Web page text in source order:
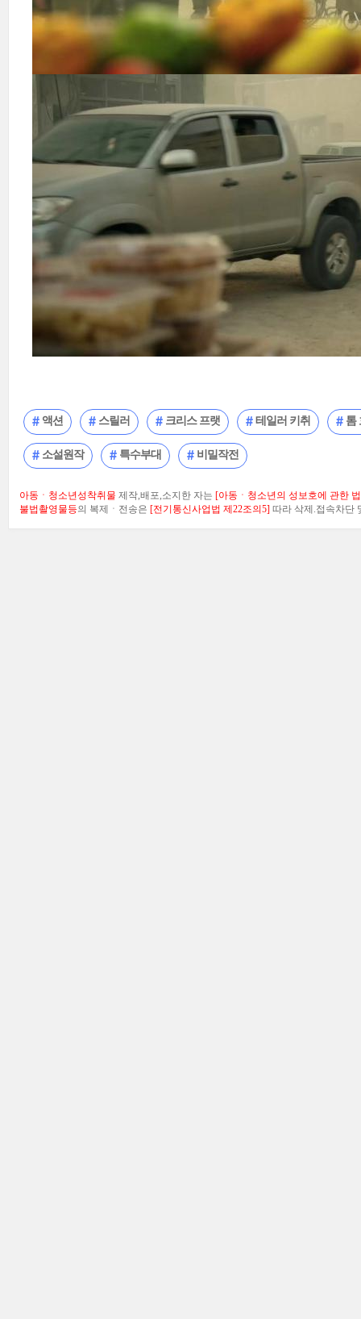
액션 스릴러 크리스 프랫 테일러 키취 톰
소설원작 특수부대 비밀작전
아동ㆍ청소년성착취물 제작,배포,소지한 자는 [아동ㆍ청소년의 성보호에 관한
불법촬영물등의 복제ㆍ전송은 [전기통신사업법 제22조의5] 따라 삭제.접속차단